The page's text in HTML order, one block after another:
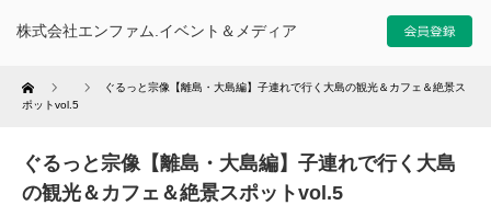
株式会社エンファム.イベント＆メディア
Home
ぐるっと宗像【離島・大島編】子連れで行く大島の観光＆カフェ＆絶景ス
ポットvol.5
ぐるっと宗像【離島・大島編】子連れで行く大島
の観光＆カフェ＆絶景スポットvol.5